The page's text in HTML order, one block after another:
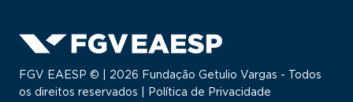
FGV EAESP © | 2026 Fundação Getulio Vargas - Todos
os direitos reservados |
Política de Privacidade